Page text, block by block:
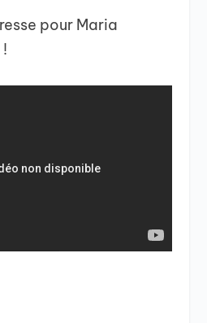
pour Maria